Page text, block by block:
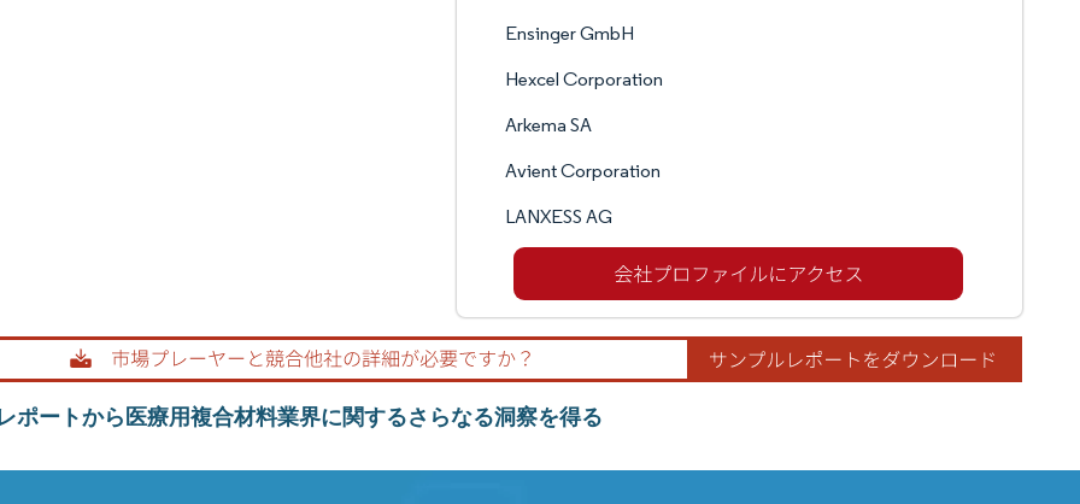
Ensinger GmbH
Hexcel Corporation
Arkema SA
Avient Corporation
LANXESS AG
ポートから医療用複合材料業界に関するさらなる洞察を得る